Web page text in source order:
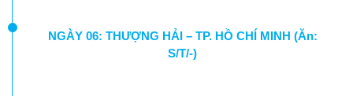
NGÀY 06: THƯỢNG HẢI – TP. HỒ CHÍ MINH (Ăn:
S/T/-)